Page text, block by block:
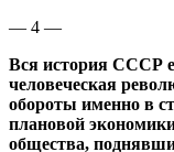
— 4 —
Вся история СССР
человеческая
обороты именно в
плановой
общества,